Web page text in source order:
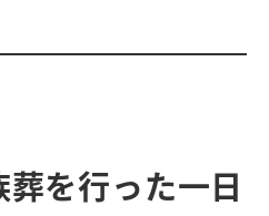
を行った一日